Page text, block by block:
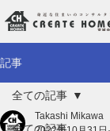
記事
全ての記事
Takashi Mikawa